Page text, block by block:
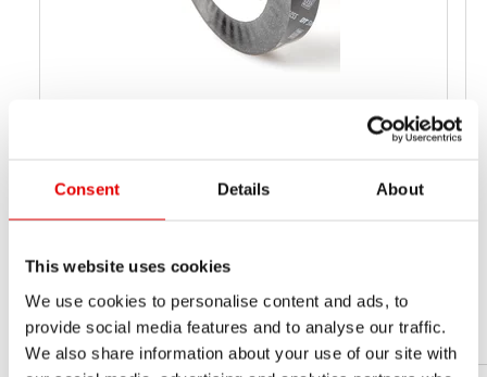
Consent Details About
This website uses cookies
We use cookies to personalise content and ads, to
provide social media features and to analyse our traffic.
We also share information about your use of our site with
TUBELESS READY TAPE 19 MM / 10 M
建议的轮圈内宽
长度 10